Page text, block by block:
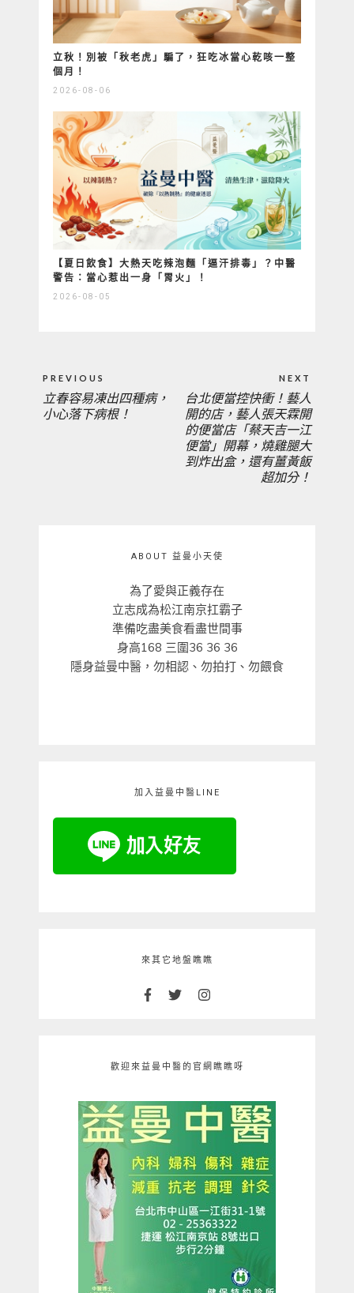
立秋！別被「秋老虎」騙了，狂吃冰當心乾咳一整
個月！
2026-08-06
【夏日飲食】大熱天吃辣泡麵「逼汗排毒」？中醫
警告：當心惹出一身「胃火」！
2026-08-05
導
PREVIOUS
PREVIOUS
立春容易凍出四種病，
小心落下病根！
NEXT
NEXT
POST:
台北便當控快衝！藝人
開的店，藝人張天霖開
的便當店「蔡天吉一江
便當」開幕，燒雞腿大
到炸出盒，還有薑黃飯
超加分！
ABOUT 益曼小天使
為了愛與正義存在
立志成為松江南京扛霸子
準備吃盡美食看盡世間事
身高168 三圍36 36 36
隱身益曼中醫，勿相認、勿拍打、勿餵食
加入益曼中醫LINE
來其它地盤瞧瞧
歡迎來益曼中醫的官網瞧瞧呀